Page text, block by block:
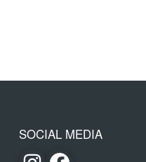
SOCIAL MEDIA